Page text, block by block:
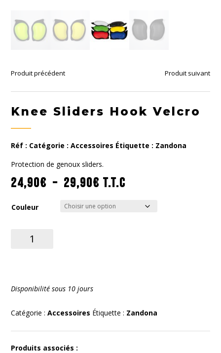
Produit précédent Produit suivant
Knee Sliders Hook Velcro
Réf : Catégorie :Accessoires Étiquette : Zandona
Protection de genoux sliders.
24,90€ – 29,90€ Plage
prix :
T.T.C
Couleur
quantité
Velcro
Disponibilité sous 10 jours
Catégorie :Accessoires Étiquette : Zandona
Produits associés :